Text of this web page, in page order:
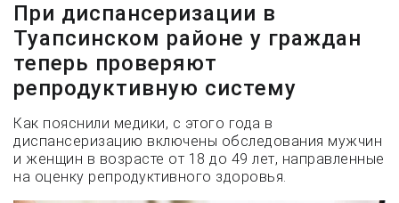
При диспансеризации в
Туапсинском районе у граждан
теперь проверяют
репродуктивную систему
Как пояснили медики, с этого года в
диспансеризацию включены обследования мужчин
и женщин в возрасте от 18 до 49 лет, направленные
на оценку репродуктивного здоровья.